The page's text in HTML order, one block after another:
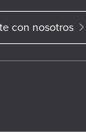
con nosotros